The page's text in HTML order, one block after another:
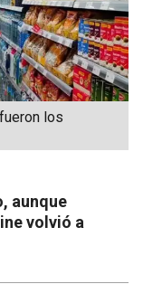
los
aunque
volvió a